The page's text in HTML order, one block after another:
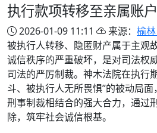
执行款项转移至亲属账
2026-01-09 11:11 来源： 榆
被执行人转移、隐匿财产属于主观
诚信秩序的严重破坏，是对司法权
司法的严厉制裁。神木法院在执行
斗、被执行人无所畏惧”的被动局
刑事制裁相结合的强大合力，通过
除，筑牢社会诚信根基。